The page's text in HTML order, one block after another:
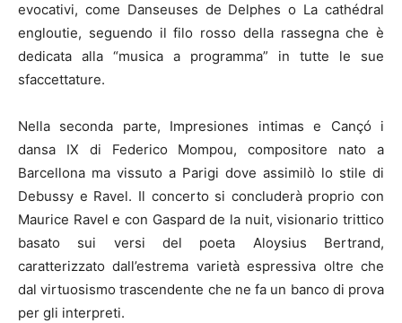
evocativi, come Danseuses de Delphes o La cathédral
engloutie, seguendo il filo rosso della rassegna che è
dedicata alla “musica a programma” in tutte le sue
sfaccettature.
Nella seconda parte, Impresiones intimas e Cançó i
dansa IX di Federico Mompou, compositore nato a
Barcellona ma vissuto a Parigi dove assimilò lo stile di
Debussy e Ravel. Il concerto si concluderà proprio con
Maurice Ravel e con Gaspard de la nuit, visionario trittico
basato sui versi del poeta Aloysius Bertrand,
caratterizzato dall’estrema varietà espressiva oltre che
dal virtuosismo trascendente che ne fa un banco di prova
per gli interpreti.